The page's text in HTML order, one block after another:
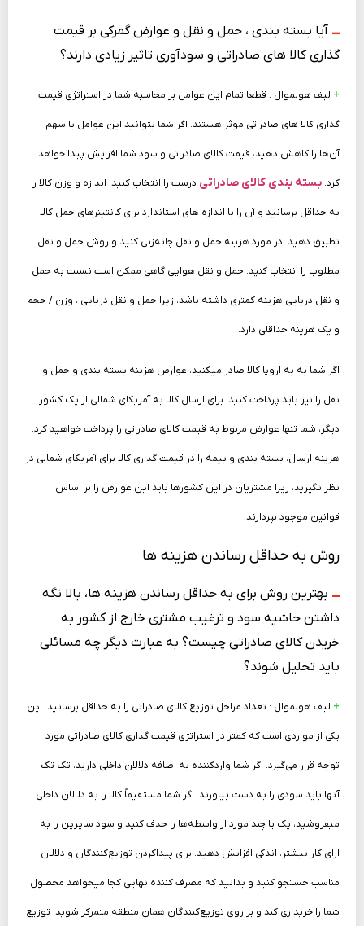
ـــ آیا بسته ­بندی ، حمل‌ و نقل و عوارض گمرکی بر قیمت
گذاری کالا های صادراتی و سودآوری تاثیر زیادی دارند؟
+ لیف هولموال : قطعا تمام این عوامل بر محاسبه شما در استراتژی قیمت
گذاری کالا های صادراتی موثر هستند. اگر شما بتوانید این عوامل یا سهم
آن‌ها را کاهش دهید، قیمت کالای صادراتی و سود شما افزایش پیدا خواهد
کرد. بسته ­بندی کالای صادراتی درست را انتخاب کنید، اندازه و وزن کالا را
به حداقل برسانید و آن را با اندازه ­های استاندارد برای کانتینرهای حمل کالا
تطبیق دهید. در مورد هزینه حمل و نقل چانه‌زنی کنید و روش حمل و نقل
مطلوب را انتخاب کنید. حمل و نقل هوایی گاهی ممکن است نسبت به حمل
و نقل دریایی هزینه کمتری داشته باشد، زیرا حمل و نقل دریایی ، وزن / حجم
و یک هزینه حداقلی دارد.
اگر شما به به اروپا کالا صادر می­کنید، عوارض هزینه بسته ­بندی و حمل و
نقل را نیز باید پرداخت کنید. برای ارسال کالا به آمریکای شمالی از یک کشور
دیگر، شما تنها عوارض مربوط به قیمت کالای صادراتی را پرداخت خواهید کرد.
هزینه ارسال، بسته­ بندی و بیمه را در قیمت گذاری کالا برای آمریکای شمالی در
نظر نگیرید، زیرا مشتریان در این کشورها باید این عوارض را بر اساس
قوانین موجود بپردازند.
روش به حداقل‌ رساندن هزینه‌ ها
ـــ بهترین روش برای به حداقل رساندن هزینه ­ها، بالا نگه
داشتن حاشیه سود و ترغیب مشتری خارج از کشور به
خریدن کالای صادراتی چیست؟ به عبارت دیگر چه مسائلی
باید تحلیل شوند؟
+ لیف هولموال : تعداد مراحل توزیع کالای صادراتی را به حداقل برسانید. این
یکی از مواردی است که کمتر در استراتژی قیمت گذاری کالای صادراتی مورد
توجه قرار می‌گیرد. اگر شما واردکننده به اضافه دلالان داخلی دارید، تک تک
آنها باید سودی را به دست بیاورند. اگر شما مستقیماً کالا را به دلالان داخلی
می­فروشید، یک یا چند مورد از واسطه‌ها را حذف کنید و سود سایرین را به
ازای کار بیشتر، اندکی افزایش دهید. برای پیداکردن توزیع‌کنندگان و دلالان
مناسب جستجو کنید و بدانید که مصرف ­کننده نهایی کجا می­خواهد محصول
شما را خریداری کند و بر روی توزیع‌کنندگان همان منطقه متمرکز شوید. توزیع